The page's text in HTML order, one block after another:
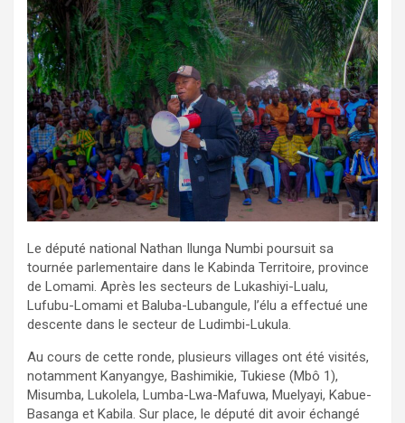
Le député national Nathan Ilunga Numbi poursuit sa
tournée parlementaire dans le Kabinda Territoire, province
de Lomami. Après les secteurs de Lukashiyi-Lualu,
Lufubu-Lomami et Baluba-Lubangule, l’élu a effectué une
descente dans le secteur de Ludimbi-Lukula.
Au cours de cette ronde, plusieurs villages ont été visités,
notamment Kanyangye, Bashimikie, Tukiese (Mbô 1),
Misumba, Lukolela, Lumba-Lwa-Mafuwa, Muelyayi, Kabue-
Basanga et Kabila. Sur place, le député dit avoir échangé